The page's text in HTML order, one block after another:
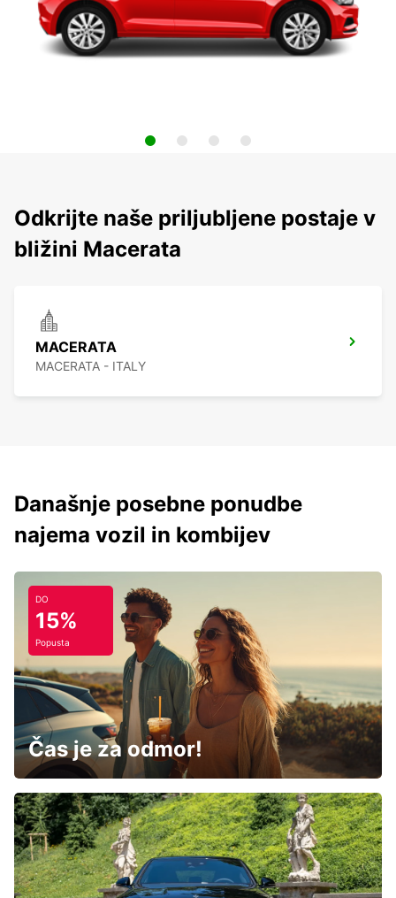
Odkrijte naše priljubljene postaje v
bližini Macerata
MACERATA
MACERATA - ITALY
Današnje posebne ponudbe
najema vozil in kombijev
DO
15%
Popusta
Čas je za odmor!